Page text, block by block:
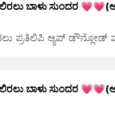
ಬಾಳು ಸುಂದರ
ಪ್ರತಿಲಿಪಿ ಆ್ಯಪ್ ಡೌನ್ಲೋಡ್
ಬಾಳು ಸುಂದರ